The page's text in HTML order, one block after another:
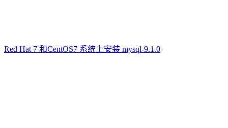
Red Hat 7 和CentOS7 系统上安装 mysql-9.1.0